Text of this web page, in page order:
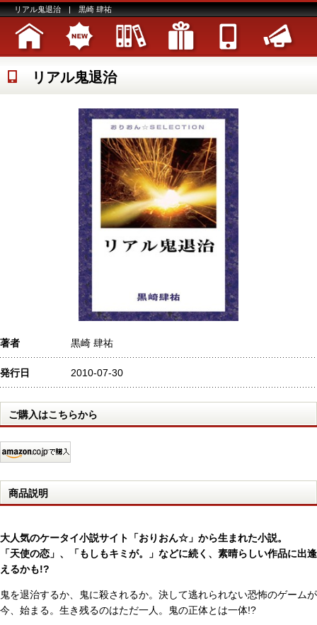
リアル鬼退治 | 黒崎 肆祐
リアル鬼退治
著者 黒崎 肆祐
発行日 2010-07-30
ご購入はこちらから
商品説明
大人気のケータイ小説サイト「おりおん☆」から生まれた小説。
「天使の恋」、「もしもキミが。」などに続く、素晴らしい作品に出逢
えるかも!?
鬼を退治するか、鬼に殺されるか。決して逃れられない恐怖のゲームが
今、始まる。生き残るのはただ一人。鬼の正体とは一体!?